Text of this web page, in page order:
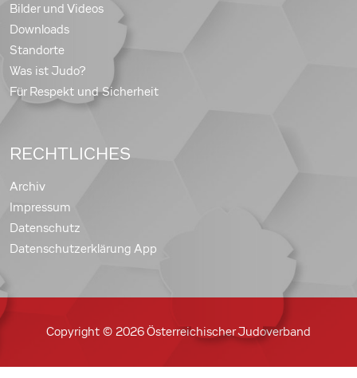
Bilder und Videos
Downloads
Standorte
Was ist Judo?
Für Respekt und Sicherheit
RECHTLICHES
Archiv
Impressum
Datenschutz
Datenschutzerklärung App
Copyright © 2026 Österreichischer Judoverband